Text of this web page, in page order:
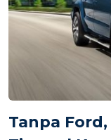
Tanpa